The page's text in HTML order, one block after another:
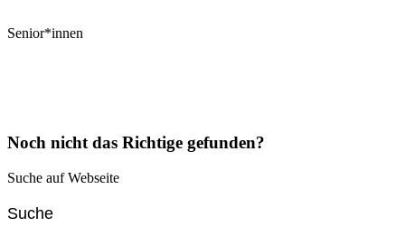
Senior*innen
Noch nicht das Richtige gefunden?
Suche auf Webseite